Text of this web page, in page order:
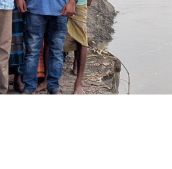
আরও বেশি হবে” — এমপি মাহমুদুল হক রুবেল
হাসান দিপন
বিপুল টাকা লুট